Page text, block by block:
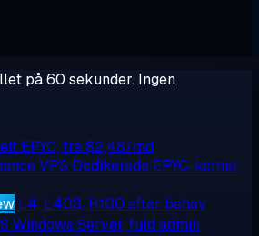
på 60 sekunder. Ingen
EPYC, fra $2,48/md
VPS Dedikerede EPYC-kerner,
L4, L40S, H100 efter behov
Windows Server, fuld admin